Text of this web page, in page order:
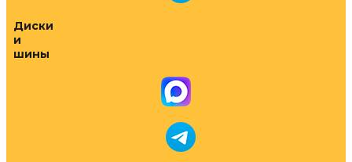
Диски
и
шины